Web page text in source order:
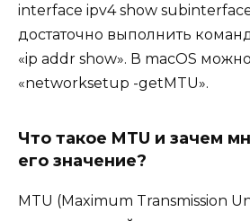
interface ipv4 show
достаточно выполнить
«ip addr show». В macOS
«networksetup -getMTU».
Что такое MTU и зачем
его значение?
MTU (Maximum Transmission